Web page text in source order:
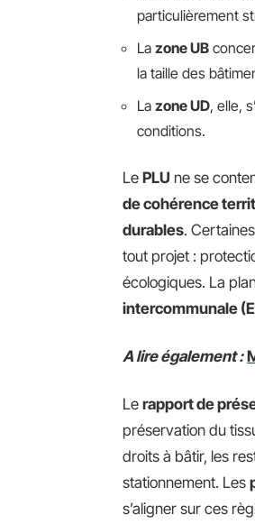
particulièrement
La zone UB
la taille des
La zone UD, elle,
conditions.
Le PLU ne se
de cohérence
durables. Certaines
tout projet :
écologiques. La
intercommunale
A lire également :
Le rapport de
préservation du
droits à bâtir, les
stationnement. Les
s’aligner sur ces